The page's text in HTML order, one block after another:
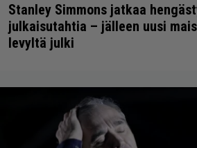
Stanley Simmons jatkaa
julkaisutahtia – jälleen uusi
levyltä julki